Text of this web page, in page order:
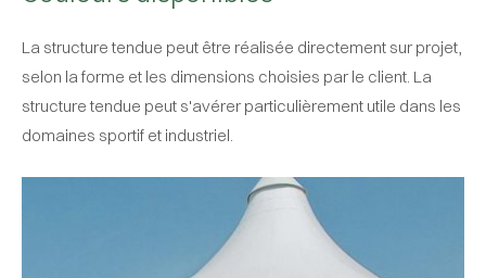
La structure tendue peut être réalisée directement sur projet,
selon la forme et les dimensions choisies par le client. La
structure tendue peut s'avérer particulièrement utile dans les
domaines sportif et industriel.